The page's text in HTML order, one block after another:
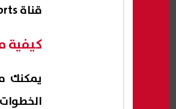
قناة Time Sports الأرضية (مجانية داخل مصر)
كيفية
يمكنك
الخطوات